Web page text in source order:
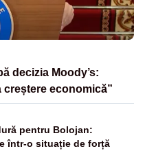
decizia Moody’s:
creștere economică”
pentru Bolojan:
într-o situație de forță